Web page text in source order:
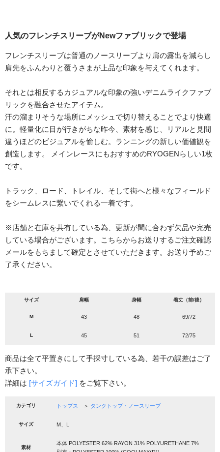
人気のフレンチスリーブがNewファブリックで登場
フレンチスリーブは普通のノースリーブより肩の露出を減らし
肩先をふんわりと覆うさまが上品な印象を与えてくれます。
それとは相反するカジュアルな印象の強いデニムライクファブ
リックを融合させたアイテム。
汗の溜まりそうな場所にメッシュで切り替えることでより快適
に。軽量化に目が行きがちな昨今、素材を感じ、リアルと見間
違うほどのビジュアルを愉しむ。ランニングの新しい価値観を
創造します。 メインレースにもおすすめのRYOGENらしい1枚
です。
トラック、ロード、トレイル、そして街へと様々なフィールド
をシームレスに繋いでくれる一着です。
※店舗と在庫を共有している為、更新が間に合わず欠品や完売
している場合がございます。こちらからお送りするご注文確認
メールをもちまして確定とさせていただきます。お送り予めご
了承ください。
サイズ 肩幅 身幅 着丈（前/後）
M 43 48 69/72
L 45 51 72/75
商品は全て平置きにして手採寸している為、若干の誤差はご了
承下さい。
詳細は [サイズガイド] をご覧下さい。
カテゴリ トップス ＞ タンクトップ・ノースリーブ
サイズ M、L
素材
本体 POLYESTER 62% RAYON 31% POLYURETHANE 7%